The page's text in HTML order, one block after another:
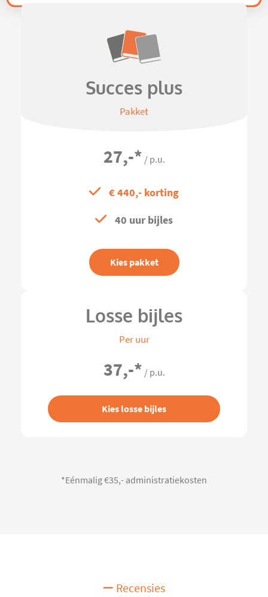
Succes plus
Pakket
27,-* / p.u.
€ 440,- korting
40 uur bijles
Kies pakket
Losse bijles
Per uur
37,-* / p.u.
Kies losse bijles
*Eénmalig €35,- administratiekosten
Recensies